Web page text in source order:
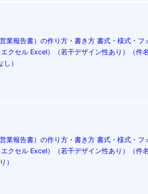
業報告書）の作り方・書き方 書式・様式・フ
クセル Excel）（若干デザイン性あり）（件
）
業報告書）の作り方・書き方 書式・様式・フ
クセル Excel）（若干デザイン性あり）（件
）